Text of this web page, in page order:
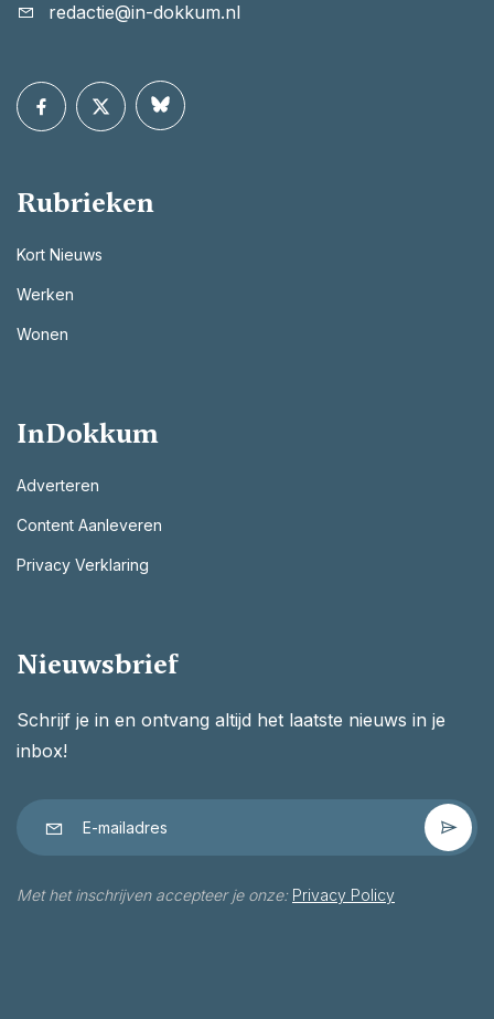
redactie@in-dokkum.nl
Rubrieken
Kort Nieuws
Werken
Wonen
InDokkum
Adverteren
Content Aanleveren
Privacy Verklaring
Nieuwsbrief
Schrijf je in en ontvang altijd het laatste nieuws in je
inbox!
Met het inschrijven accepteer je onze: Privacy Policy